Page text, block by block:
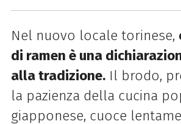
Nel nuovo locale torinese,
di ramen è una
alla tradizione.Il brodo,
la pazienza della cucina
giapponese, cuoce